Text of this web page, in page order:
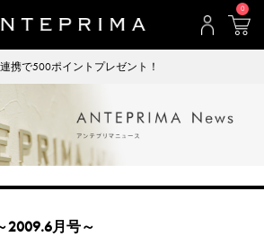
0
連携で500ポイントプレゼント！
2009.6月号～